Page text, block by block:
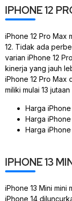
IPHONE 12
iPhone 12 Pro Max
12. Tidak ada
varian iPhone 12
kinerja yang jauh
iPhone 12 Pro Max
miliki mulai 13 jutaan
Harga iPhone
Harga
Harga iPhone
IPHONE 13
iPhone 13 Mini
iPhone 14